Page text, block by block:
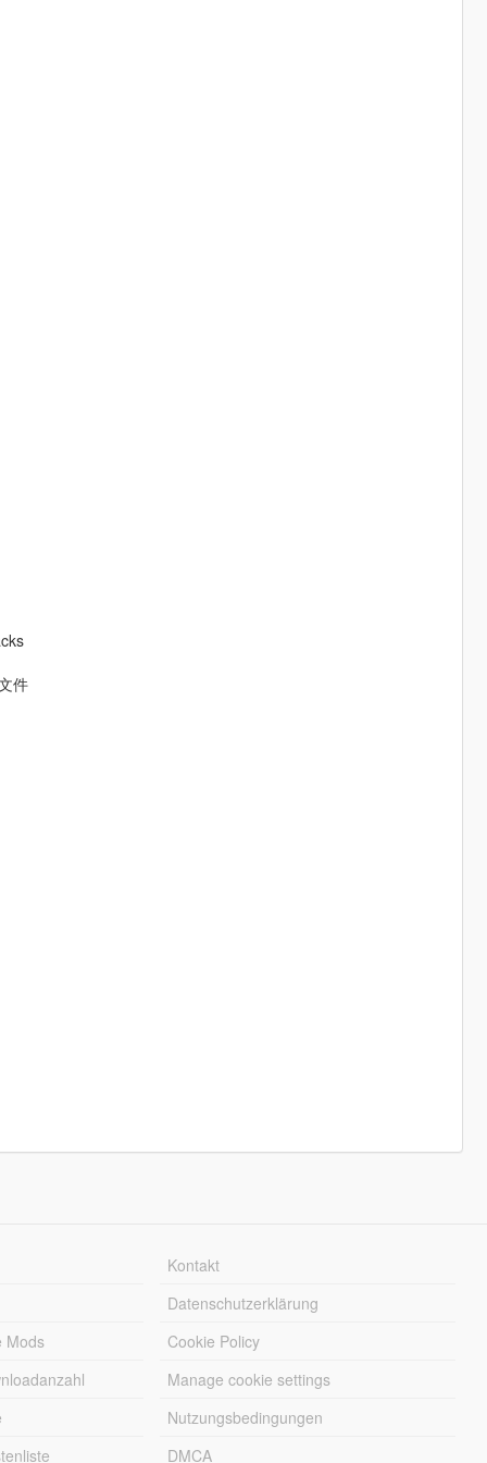
件
Mods
Kontakt
Datenschutzerklärung
Cookie Policy
Manage cookie settings
Nutzungsbedingungen
DMCA